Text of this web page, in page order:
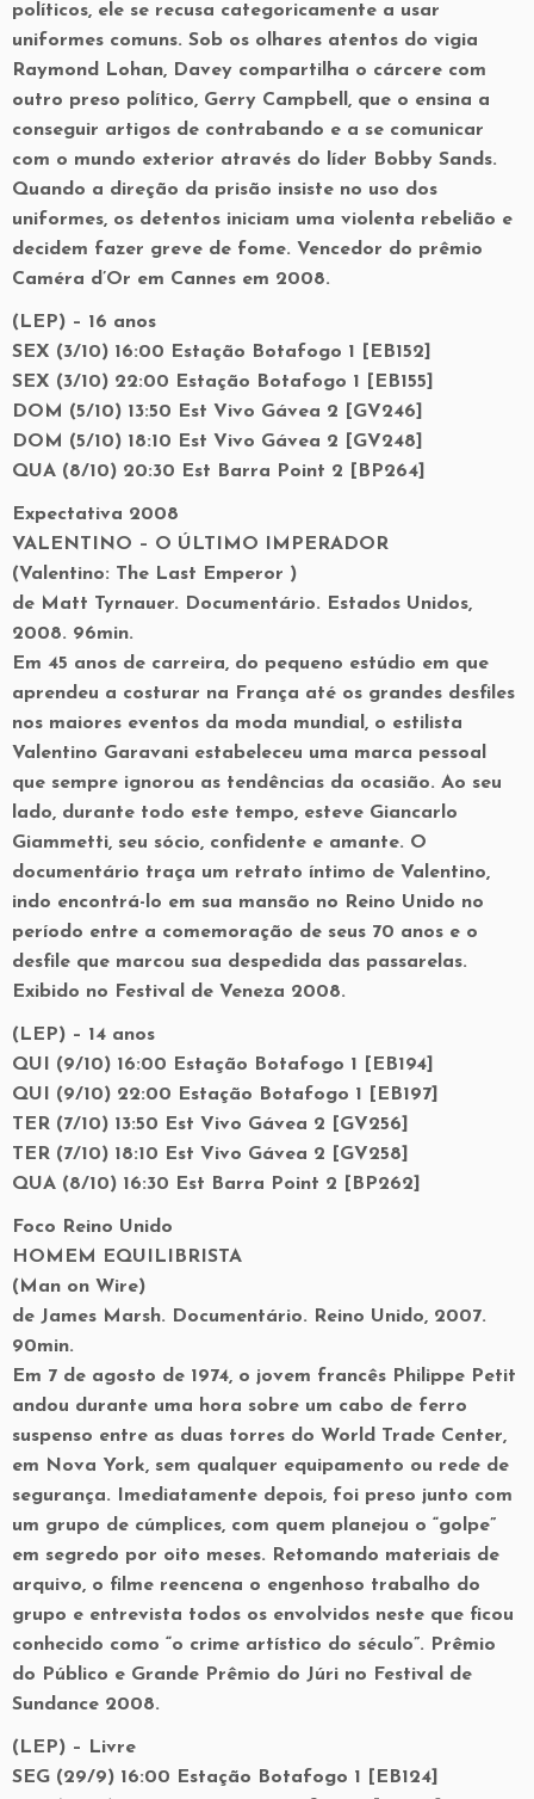
políticos, ele se recusa categoricamente a usar
uniformes comuns. Sob os olhares atentos do vigia
Raymond Lohan, Davey compartilha o cárcere com
outro preso político, Gerry Campbell, que o ensina a
conseguir artigos de contrabando e a se comunicar
com o mundo exterior através do líder Bobby Sands.
Quando a direção da prisão insiste no uso dos
uniformes, os detentos iniciam uma violenta rebelião e
decidem fazer greve de fome. Vencedor do prêmio
Caméra d’Or em Cannes em 2008.
(LEP) – 16 anos
SEX (3/10) 16:00 Estação Botafogo 1 [EB152]
SEX (3/10) 22:00 Estação Botafogo 1 [EB155]
DOM (5/10) 13:50 Est Vivo Gávea 2 [GV246]
DOM (5/10) 18:10 Est Vivo Gávea 2 [GV248]
QUA (8/10) 20:30 Est Barra Point 2 [BP264]
Expectativa 2008
VALENTINO – O ÚLTIMO IMPERADOR
(Valentino: The Last Emperor )
de Matt Tyrnauer. Documentário. Estados Unidos,
2008. 96min.
Em 45 anos de carreira, do pequeno estúdio em que
aprendeu a costurar na França até os grandes desfiles
nos maiores eventos da moda mundial, o estilista
Valentino Garavani estabeleceu uma marca pessoal
que sempre ignorou as tendências da ocasião. Ao seu
lado, durante todo este tempo, esteve Giancarlo
Giammetti, seu sócio, confidente e amante. O
documentário traça um retrato íntimo de Valentino,
indo encontrá-lo em sua mansão no Reino Unido no
período entre a comemoração de seus 70 anos e o
desfile que marcou sua despedida das passarelas.
Exibido no Festival de Veneza 2008.
(LEP) – 14 anos
QUI (9/10) 16:00 Estação Botafogo 1 [EB194]
QUI (9/10) 22:00 Estação Botafogo 1 [EB197]
TER (7/10) 13:50 Est Vivo Gávea 2 [GV256]
TER (7/10) 18:10 Est Vivo Gávea 2 [GV258]
QUA (8/10) 16:30 Est Barra Point 2 [BP262]
Foco Reino Unido
HOMEM EQUILIBRISTA
(Man on Wire)
de James Marsh. Documentário. Reino Unido, 2007.
90min.
Em 7 de agosto de 1974, o jovem francês Philippe Petit
andou durante uma hora sobre um cabo de ferro
suspenso entre as duas torres do World Trade Center,
em Nova York, sem qualquer equipamento ou rede de
segurança. Imediatamente depois, foi preso junto com
um grupo de cúmplices, com quem planejou o “golpe”
em segredo por oito meses. Retomando materiais de
arquivo, o filme reencena o engenhoso trabalho do
grupo e entrevista todos os envolvidos neste que ficou
conhecido como “o crime artístico do século”. Prêmio
do Público e Grande Prêmio do Júri no Festival de
Sundance 2008.
(LEP) – Livre
SEG (29/9) 16:00 Estação Botafogo 1 [EB124]